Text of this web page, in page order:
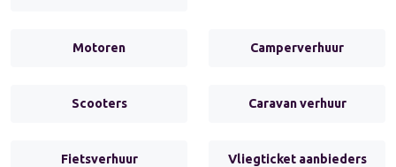
Motoren Camperverhuur
Scooters Caravan verhuur
Fietsverhuur Vliegticket aanbieders